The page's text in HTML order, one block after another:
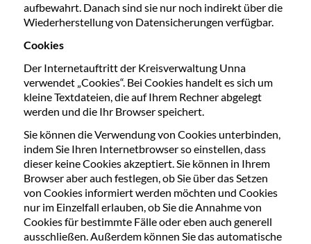
aufbewahrt. Danach sind sie nur noch indirekt über die
Wiederherstellung von Datensicherungen verfügbar.
Cookies
Der Internetauftritt der Kreisverwaltung Unna
verwendet „Cookies“. Bei Cookies handelt es sich um
kleine Textdateien, die auf Ihrem Rechner abgelegt
werden und die Ihr Browser speichert.
Sie können die Verwendung von Cookies unterbinden,
indem Sie Ihren Internetbrowser so einstellen, dass
dieser keine Cookies akzeptiert. Sie können in Ihrem
Browser aber auch festlegen, ob Sie über das Setzen
von Cookies informiert werden möchten und Cookies
nur im Einzelfall erlauben, ob Sie die Annahme von
Cookies für bestimmte Fälle oder eben auch generell
ausschließen. Außerdem können Sie das automatische